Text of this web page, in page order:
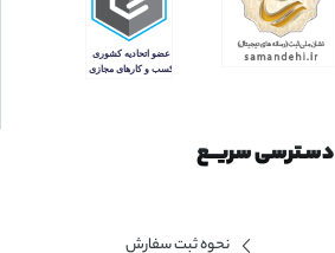
دسـترسی سریــع
نحوه ثبت سفارش